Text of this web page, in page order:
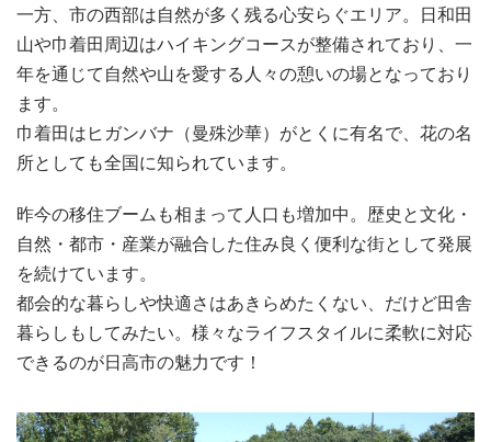
一方、市の西部は自然が多く残る心安らぐエリア。日和田
山や巾着田周辺はハイキングコースが整備されており、一
年を通じて自然や山を愛する人々の憩いの場となっており
ます。
巾着田はヒガンバナ（曼殊沙華）がとくに有名で、花の名
所としても全国に知られています。
昨今の移住ブームも相まって人口も増加中。歴史と文化・
自然・都市・産業が融合した住み良く便利な街として発展
を続けています。
都会的な暮らしや快適さはあきらめたくない、だけど田舎
暮らしもしてみたい。様々なライフスタイルに柔軟に対応
できるのが日高市の魅力です！